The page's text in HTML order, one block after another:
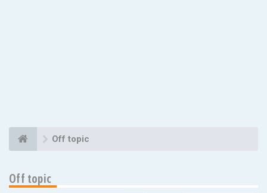
Off topic
Off topic